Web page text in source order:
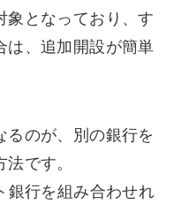
象となっており、す
は、追加開設が簡単
るのが、別の銀行を
です。
銀行を組み合わせれ